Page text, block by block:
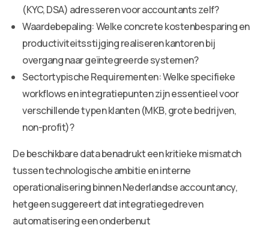
(KYC, DSA) adresseren voor accountants zelf?
Waardebepaling: Welke concrete kostenbesparing en
productiviteitsstijging realiseren kantoren bij
overgang naar geïntegreerde systemen?
Sectortypische Requirementen: Welke specifieke
workflows en integratiepunten zijn essentieel voor
verschillende typen klanten (MKB, grote bedrijven,
non-profit)?
De beschikbare data benadrukt een kritieke mismatch
tussen technologische ambitie en interne
operationalisering binnen Nederlandse accountancy,
hetgeen suggereert dat integratiegedreven
automatisering een onderbenut